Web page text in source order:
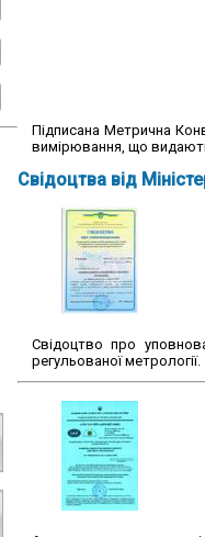
Підписана Метрична
вимірювання, що
Свідоцтва від
Свідоцтво про
регульованої метрології.